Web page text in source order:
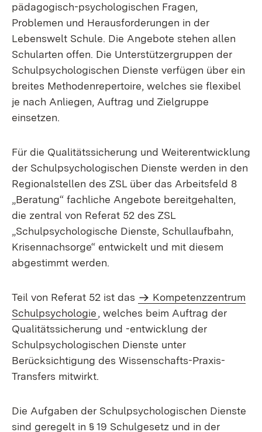
pädagogisch-psychologischen Fragen,
Problemen und Herausforderungen in der
Lebenswelt Schule. Die Angebote stehen allen
Schularten offen. Die Unterstützergruppen der
Schulpsychologischen Dienste verfügen über ein
breites Methodenrepertoire, welches sie flexibel
je nach Anliegen, Auftrag und Zielgruppe
einsetzen.
Für die Qualitätssicherung und Weiterentwicklung
der Schulpsychologischen Dienste werden in den
Regionalstellen des ZSL über das Arbeitsfeld 8
„Beratung“ fachliche Angebote bereitgehalten,
die zentral von Referat 52 des ZSL
„Schulpsychologische Dienste, Schullaufbahn,
Krisennachsorge“ entwickelt und mit diesem
abgestimmt werden.
Teil von Referat 52 ist das
Kompetenzzentrum
Schulpsychologie, welches beim Auftrag der
Qualitätssicherung und -entwicklung der
Schulpsychologischen Dienste unter
Berücksichtigung des Wissenschafts-Praxis-
Transfers mitwirkt.
Die Aufgaben der Schulpsychologischen Dienste
sind geregelt in § 19 Schulgesetz und in der